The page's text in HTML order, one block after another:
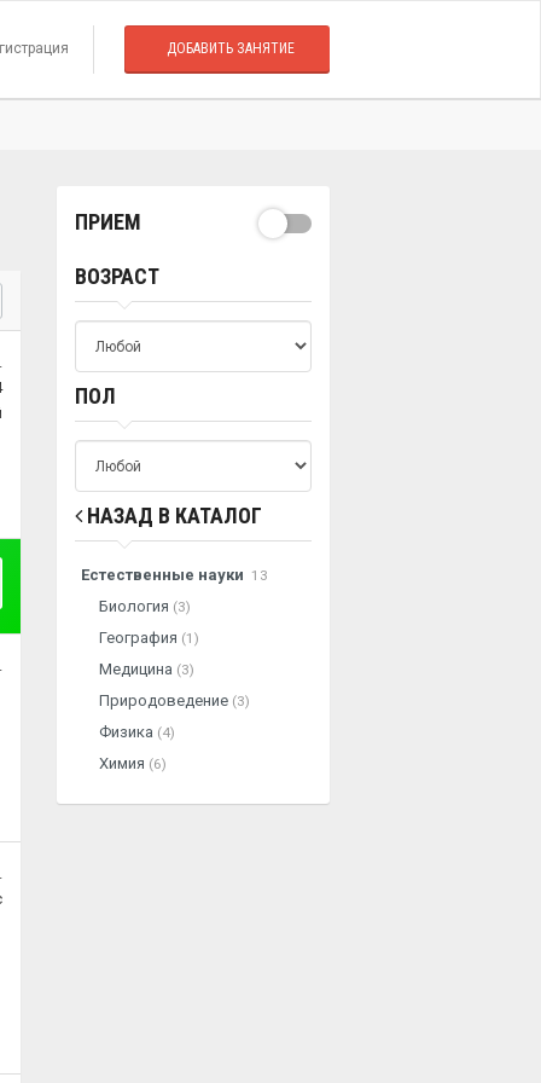
ДОБАВИТЬ ЗАНЯТИЕ
ПРИЕМ
ВОЗРАСТ
ПОЛ
НАЗАД В КАТАЛОГ
Естественные науки 13
Биология (3)
География (1)
Медицина (3)
Природоведение (3)
Физика (4)
Химия (6)